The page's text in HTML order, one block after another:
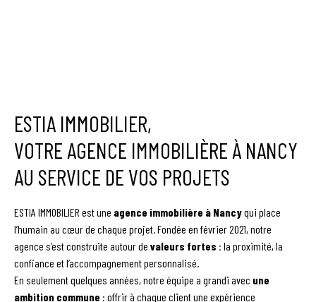
ESTIA IMMOBILIER,
VOTRE AGENCE IMMOBILIÈRE À NANCY
AU SERVICE DE VOS PROJETS
ESTIA IMMOBILIER est une agence immobilière à Nancyqui place
l’humain au cœur de chaque projet. Fondée en février 2021, notre
agence s’est construite autour de valeurs fortes : la proximité, la
confiance et l’accompagnement personnalisé.
En seulement quelques années, notre équipe a grandi avec une
ambition commune : offrir à chaque client une expérience